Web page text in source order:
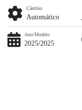
Câmbio
Automático
Ano/Modelo
2025/2025